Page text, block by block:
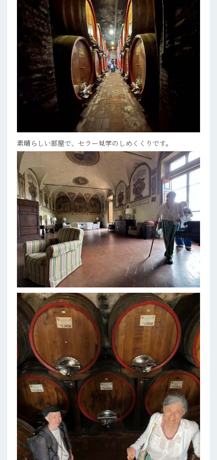
素晴らしい部屋で、セラー見学のしめくくりです。